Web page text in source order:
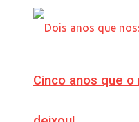
Cinco anos que